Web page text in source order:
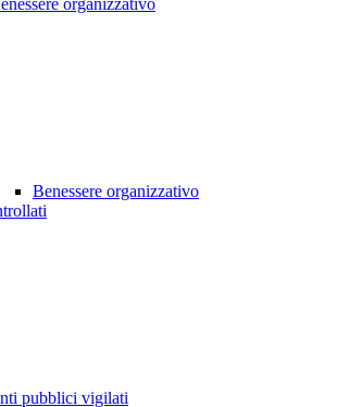
organizzativo
Benessere organizzativo
pubblici vigilati